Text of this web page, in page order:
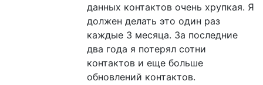
данных контактов очень хрупкая. Я
должен делать это один раз
каждые 3 месяца. За последние
два года я потерял сотни
контактов и еще больше
обновлений контактов.